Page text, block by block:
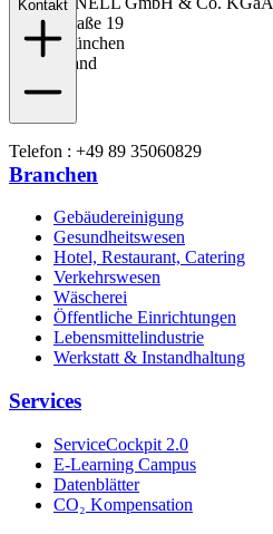
Taunusstraße 19
80807 München
Deutschland
Kontakt
Telefon : +49 89 35060829
Branchen
Gebäudereinigung
Gesundheitswesen
Hotel, Restaurant, Catering
Verkehrswesen
Wäscherei
Öffentliche Einrichtungen
Lebensmittelindustrie
Werkstatt & Instandhaltung
Services
ServiceCockpit 2.0
E-Learning Campus
Datenblätter
CO₂ Kompensation